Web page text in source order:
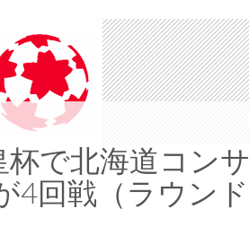
で北海道コンサ
4回戦（ラウンド